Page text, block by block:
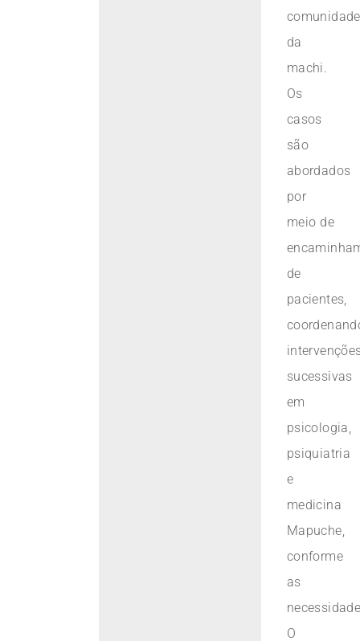
comunidade
da
machi.
Os
casos
são
abordados
por
meio de
de
pacientes,
sucessivas
em
psicologia,
psiquiatria
e
medicina
Mapuche,
conforme
as
O